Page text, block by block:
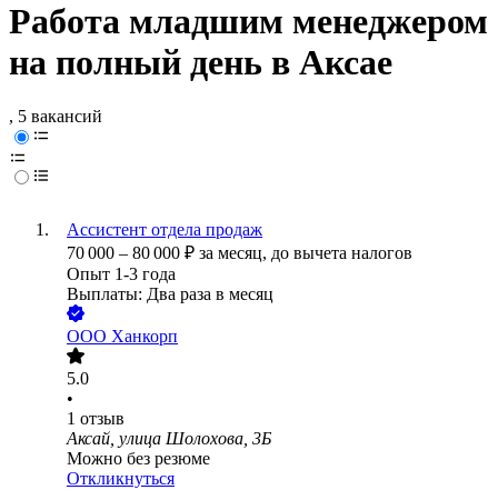
Работа младшим менеджером
на полный день в Аксае
, 5 вакансий
Ассистент отдела продаж
70 000 – 80 000 ₽ за месяц, до вычета налогов
Опыт 1-3 года
Выплаты: Два раза в месяц
ООО Ханкорп
5.0
•
1 отзыв
Аксай, улица Шолохова, 3Б
Можно без резюме
Откликнуться